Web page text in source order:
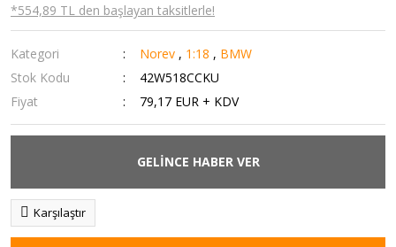
*554,89 TL den başlayan taksitlerle!
Kategori Norev , 1:18 , BMW
Stok Kodu
42W518CCKU
Fiyat
79,17 EUR + KDV
GELİNCE HABER VER
Karşılaştır